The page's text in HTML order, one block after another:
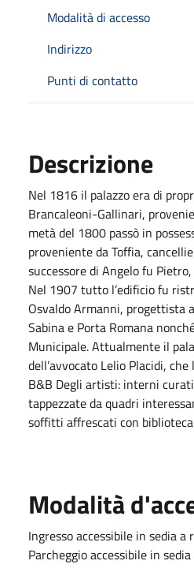
Modalità di accesso
Indirizzo
Punti di contatto
Descrizione
Nel 1816 il palazzo era di
Brancaleoni-Gallinari,
metà del 1800 passò in
proveniente da Toffia,
successore di Angelo fu
Nel 1907 tutto l’edificio fu
Osvaldo Armanni, progettista
Sabina e Porta Romana
Municipale. Attualmente il
dell’avvocato Lelio Placidi,
B&B Degli artisti: interni
tappezzate da quadri
soffitti affrescati con
Modalità
Ingresso accessibile in sedia a
Parcheggio accessibile in